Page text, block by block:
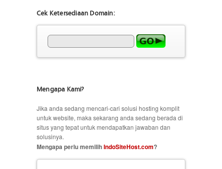
Cek Ketersediaan Domain:
Mengapa Kami?
Jika anda sedang mencari-cari solusi hosting komplit
untuk website, maka sekarang anda sedang berada di
situs yang tepat untuk mendapatkan jawaban dan
solusinya.
Mengapa perlu memilihIndoSiteHost.com?